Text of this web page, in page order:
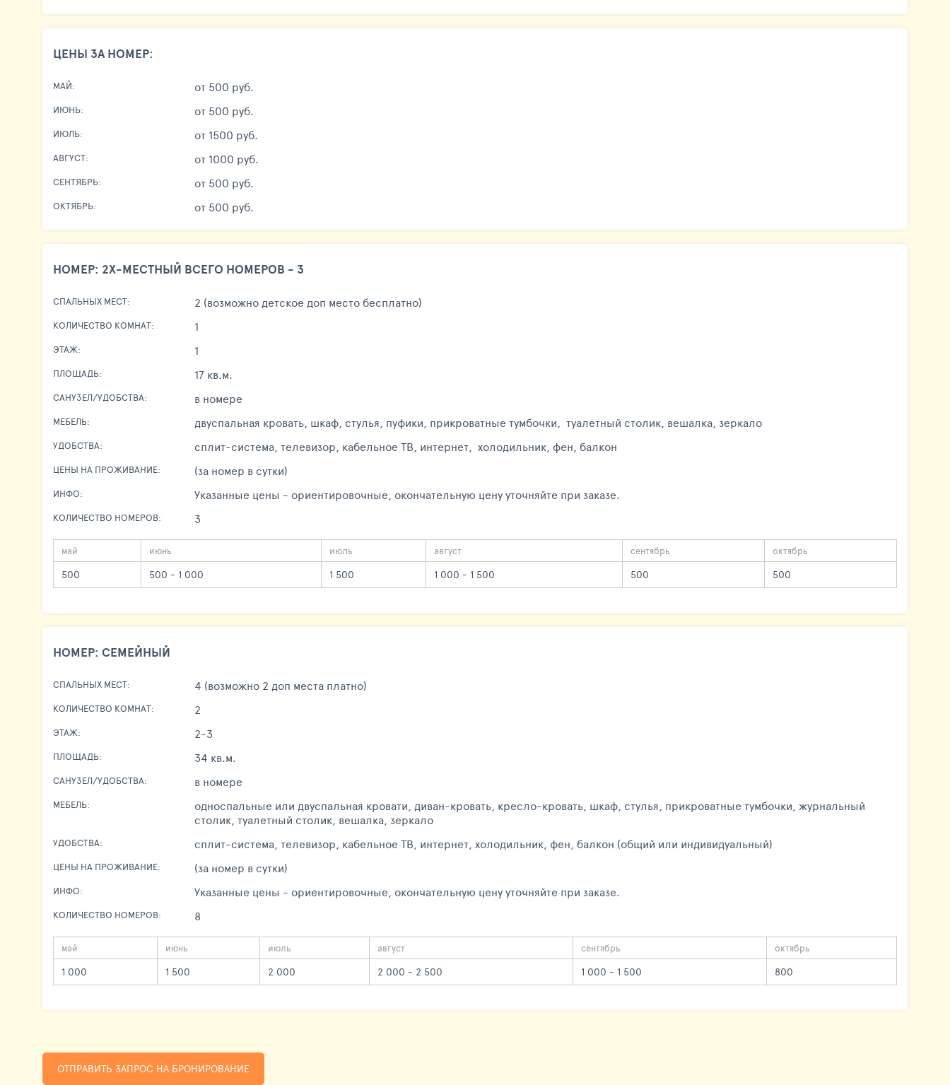
ЦЕНЫ ЗА НОМЕР:
МАЙ: от 500 руб.
ИЮНЬ: от 500 руб.
ИЮЛЬ: от 1500 руб.
АВГУСТ: от 1000 руб.
СЕНТЯБРЬ: от 500 руб.
ОКТЯБРЬ: от 500 руб.
НОМЕР: 2Х-МЕСТНЫЙ ВСЕГО НОМЕРОВ - 3
СПАЛЬНЫХ МЕСТ: 2 (возможно детское доп место бесплатно)
КОЛИЧЕСТВО КОМНАТ: 1
ЭТАЖ: 1
ПЛОЩАДЬ: 17 кв.м.
САНУЗЕЛ/УДОБСТВА: в номере
МЕБЕЛЬ: двуспальная кровать, шкаф, стулья, пуфики, прикроватные тумбочки, туалетный столик, вешалка, зеркало
УДОБСТВА: сплит-система, телевизор, кабельное ТВ, интернет, холодильник, фен, балкон
ЦЕНЫ НА ПРОЖИВАНИЕ: (за номер в сутки)
ИНФО: Указанные цены - ориентировочные, окончательную цену уточняйте при заказе.
КОЛИЧЕСТВО НОМЕРОВ: 3
май июнь июль август сентябрь октябрь
500 500 - 1 000 1 500 1 000 - 1 500 500 500
НОМЕР: СЕМЕЙНЫЙ
СПАЛЬНЫХ МЕСТ: 4 (возможно 2 доп места платно)
КОЛИЧЕСТВО КОМНАТ: 2
ЭТАЖ: 2-3
ПЛОЩАДЬ: 34 кв.м.
САНУЗЕЛ/УДОБСТВА: в номере
МЕБЕЛЬ:
односпальные или двуспальная кровати, диван-кровать, кресло-кровать, шкаф, стулья, прикроватные тумбочки, журнальный
столик, туалетный столик, вешалка, зеркало
УДОБСТВА: сплит-система, телевизор, кабельное ТВ, интернет, холодильник, фен, балкон (общий или индивидуальный)
ЦЕНЫ НА ПРОЖИВАНИЕ: (за номер в сутки)
ИНФО: Указанные цены - ориентировочные, окончательную цену уточняйте при заказе.
КОЛИЧЕСТВО НОМЕРОВ: 8
май июнь июль август сентябрь октябрь
1 000 1 500 2 000 2 000 - 2 500 1 000 - 1 500 800
ОТПРАВИТЬ ЗАПРОС НА БРОНИРОВАНИЕ